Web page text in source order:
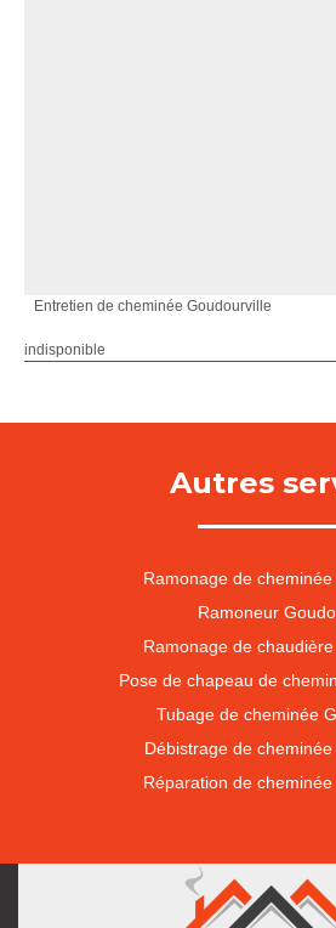
Entretien de cheminée Goudourville
indisponible
Autres
Ramonage de
Ramoneur
Ramonage de
Pose de chapeau de
Tubage de cheminée
Débistrage de
Réparation de